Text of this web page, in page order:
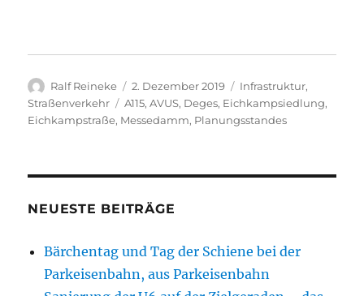
Autor
Ralf Reineke
Veröffentlicht
am
2. Dezember 2019 Kategorien
Infrastruktur,
Straßenverkehr
Schlagwörter
A115,AVUS, Deges, Eichkampsiedlung,
Eichkampstraße, Messedamm, Planungsstandes
NEUESTE BEITRÄGE
Bärchentag und Tag der Schiene bei der
Parkeisenbahn, aus Parkeisenbahn